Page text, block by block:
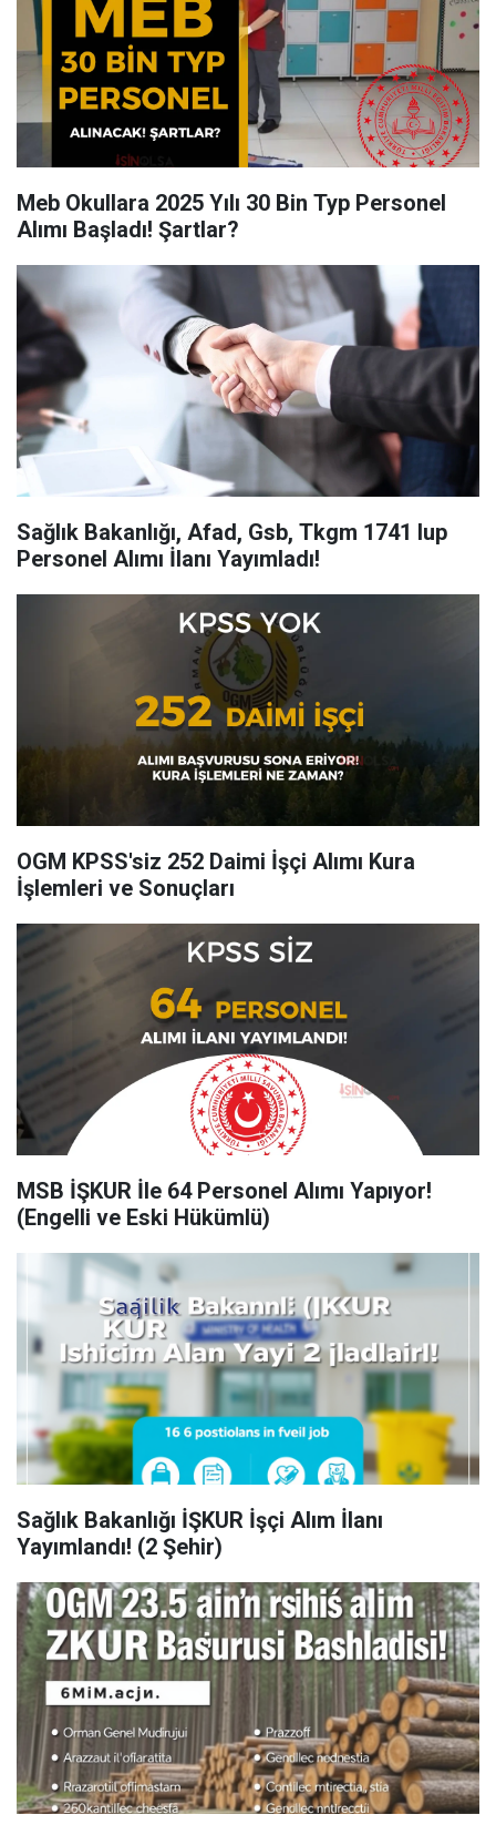
Meb Okullara 2025 Yılı 30 Bin Typ Personel
Alımı Başladı! Şartlar?
Sağlık Bakanlığı, Afad, Gsb, Tkgm 1741 Iup
Personel Alımı İlanı Yayımladı!
OGM KPSS'siz 252 Daimi İşçi Alımı Kura
İşlemleri ve Sonuçları
MSB İŞKUR İle 64 Personel Alımı Yapıyor!
(Engelli ve Eski Hükümlü)
Sağlık Bakanlığı İŞKUR İşçi Alım İlanı
Yayımlandı! (2 Şehir)